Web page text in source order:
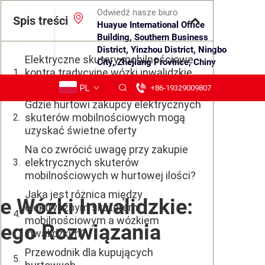
Odwiedź nasze biuro
Huayue International Office
Building, Southern Business
District, Yinzhou District, Ningbo
City, Zhejiang Province, Chiny
PL +86-19329009807
Wózki Inwalidzkie:
Rozwiązania
Spis treści
Elektryczne skutery mobilnościowe
kontra tradycyjne wózki inwalidzkie
– wybór dla codziennych potrzeb
Gdzie hurtowi zakupcy elektrycznych
skuterów mobilnościowych mogą
uzyskać świetne oferty
Na co zwrócić uwagę przy zakupie
elektrycznych skuterów
mobilnościowych w hurtowej ilości?
Jaka jest różnica między
elektrycznym skuterem
mobilnościowym a wózkiem
inwalidzkim?
Przewodnik dla kupujących